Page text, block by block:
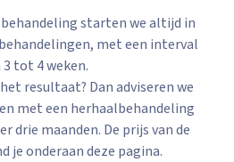
starten we altijd in
met een interval
3 tot 4 weken.
resultaat? Dan adviseren we
met een herhaalbehandeling
drie maanden. De prijs van de
je onderaan deze pagina.